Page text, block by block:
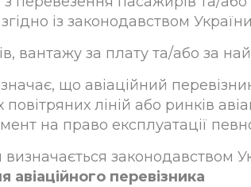
із законодавством
вантажу за плату та/або за
що авіаційний
ліній або ринків
на право експлуатації
законодавством
авіаційного перевізника